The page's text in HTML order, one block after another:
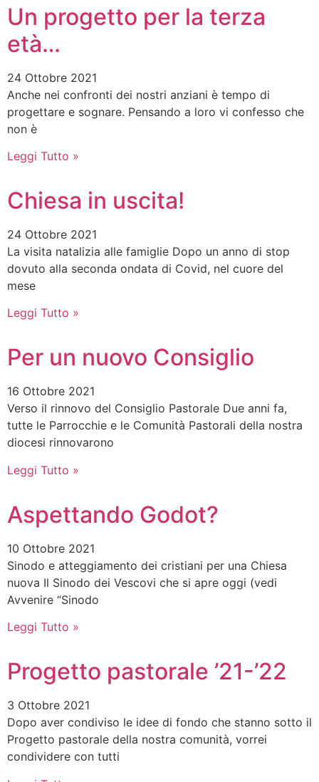
Un progetto per la terza
età…
24 Ottobre 2021
Anche nei confronti dei nostri anziani è tempo di
progettare e sognare. Pensando a loro vi confesso che
non è
Leggi Tutto »
Chiesa in uscita!
24 Ottobre 2021
La visita natalizia alle famiglie Dopo un anno di stop
dovuto alla seconda ondata di Covid, nel cuore del
mese
Leggi Tutto »
Per un nuovo Consiglio
16 Ottobre 2021
Verso il rinnovo del Consiglio Pastorale Due anni fa,
tutte le Parrocchie e le Comunità Pastorali della nostra
diocesi rinnovarono
Leggi Tutto »
Aspettando Godot?
10 Ottobre 2021
Sinodo e atteggiamento dei cristiani per una Chiesa
nuova Il Sinodo dei Vescovi che si apre oggi (vedi
Avvenire “Sinodo
Leggi Tutto »
Progetto pastorale ’21-’22
3 Ottobre 2021
Dopo aver condiviso le idee di fondo che stanno sotto il
Progetto pastorale della nostra comunità, vorrei
condividere con tutti